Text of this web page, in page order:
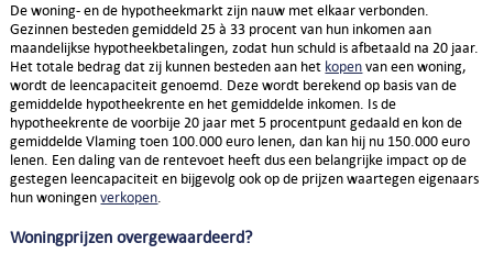
De woning- en de hypotheekmarkt zijn nauw met elkaar verbonden.
Gezinnen besteden gemiddeld 25 à 33 procent van hun inkomen aan
maandelijkse hypotheekbetalingen, zodat hun schuld is afbetaald na 20 jaar.
Het totale bedrag dat zij kunnen besteden aan het kopenvan een woning,
wordt de leencapaciteit genoemd. Deze wordt berekend op basis van de
gemiddelde hypotheekrente en het gemiddelde inkomen. Is de
hypotheekrente de voorbije 20 jaar met 5 procentpunt gedaald en kon de
gemiddelde Vlaming toen 100.000 euro lenen, dan kan hij nu 150.000 euro
lenen. Een daling van de rentevoet heeft dus een belangrijke impact op de
gestegen leencapaciteit en bijgevolg ook op de prijzen waartegen eigenaars
hun woningenverkopen.
Woningprijzen overgewaardeerd?